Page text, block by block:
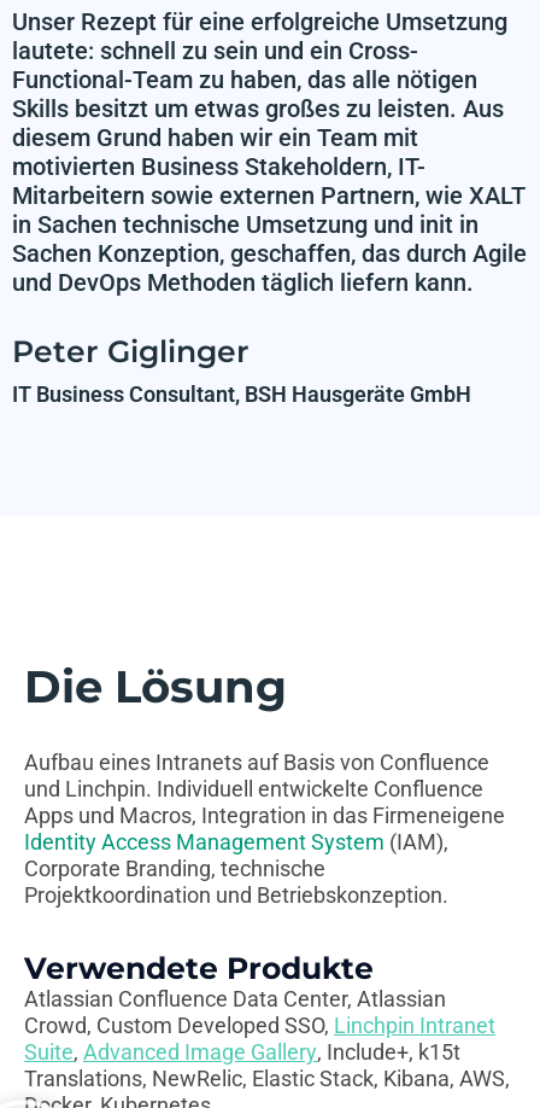
Unser Rezept für eine erfolgreiche Umsetzung
lautete: schnell zu sein und ein Cross-
Functional-Team zu haben, das alle nötigen
Skills besitzt um etwas großes zu leisten. Aus
diesem Grund haben wir ein Team mit
motivierten Business Stakeholdern, IT-
Mitarbeitern sowie externen Partnern, wie XALT
in Sachen technische Umsetzung und init in
Sachen Konzeption, geschaffen, das durch Agile
und DevOps Methoden täglich liefern kann.
Peter Giglinger
IT Business Consultant, BSH Hausgeräte GmbH
Die Lösung
Aufbau eines Intranets auf Basis von Confluence
und Linchpin. Individuell entwickelte Confluence
Apps und Macros, Integration in das Firmeneigene
Identity Access Management System (IAM),
Corporate Branding, technische
Projektkoordination und Betriebskonzeption.
Verwendete Produkte
Atlassian Confluence Data Center, Atlassian
Crowd, Custom Developed SSO, Linchpin Intranet
Suite, Advanced Image Gallery, Include+, k15t
Translations, NewRelic, Elastic Stack, Kibana, AWS,